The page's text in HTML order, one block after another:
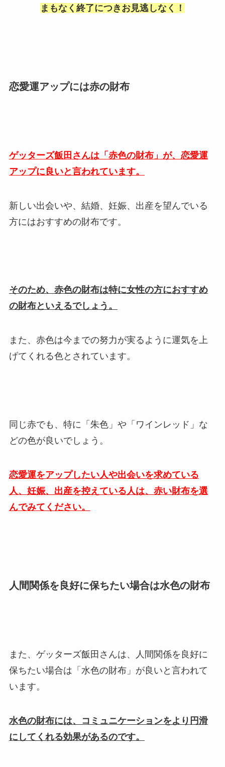
まもなく終了につきお見逃しなく！
恋愛運アップには赤の財布
ゲッターズ飯田さんは「赤色の財布」が、恋愛運
アップに良いと言われています。
新しい出会いや、結婚、妊娠、出産を望んでいる
方にはおすすめの財布です。
そのため、赤色の財布は特に女性の方におすすめ
の財布といえるでしょう。
また、赤色は今までの努力が実るように運気を上
げてくれる色とされています。
同じ赤でも、特に「朱色」や「ワインレッド」な
どの色が良いでしょう。
恋愛運をアップしたい人や出会いを求めている
人、妊娠、出産を控えている人は、赤い財布を選
んでみてください。
人間関係を良好に保ちたい場合は水色の財布
また、ゲッターズ飯田さんは、人間関係を良好に
保ちたい場合は「水色の財布」が良いと言われて
います。
水色の財布には、コミュニケーションをより円滑
にしてくれる効果があるのです。